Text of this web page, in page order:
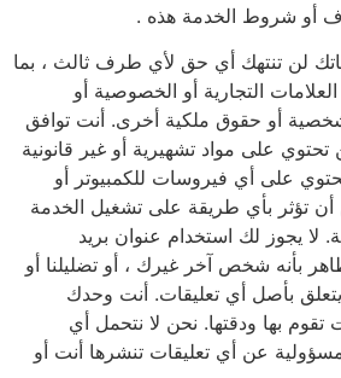
أو شروط الخدمة هذه .
لن تنتهك أي حق لأي طرف ثالث ، بما
التجارية أو الخصوصية أو
أو حقوق ملكية أخرى. أنت توافق
تحتوي على مواد تشهيرية أو غير قانونية
على أي فيروسات للكمبيوتر أو
تؤثر بأي طريقة على تشغيل الخدمة
يجوز لك استخدام عنوان بريد
بأنه شخص آخر غيرك ، أو تضليلنا أو
يتعلق بأصل أي تعليقات. أنت وحدك
بها ودقتها. نحن لا نتحمل أي
عن أي تعليقات تنشرها أنت أو